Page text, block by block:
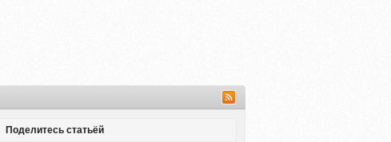
Поделитесь статьёй